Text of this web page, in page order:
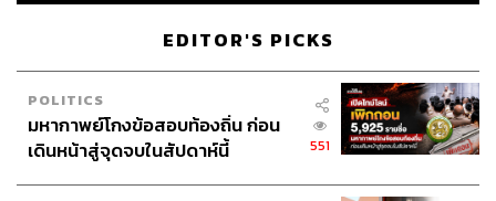
ในขณะที่หลายประเทศทั่วโลกพยายามดึงดูดนักท่องเที่ยวให้
มากที่สุด ภูฏานกลับเลือกจำกัดจำนวนนักท่องเที่ยวตั้งแต่แรก
ภายใต้แนวคิด High Value, Low Volume ที่เน้นคุณภาพ
EDITOR'S PICKS
POLITICS
มหากาพย์โกงข้อสอบท้องถิ่น ก่อน
เดินหน้าสู่จุดจบในสัปดาห์นี้
551